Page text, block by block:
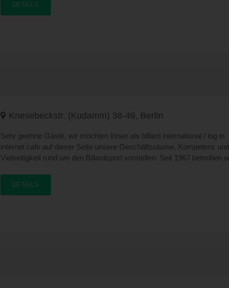
DETAILS
Knesebeckstr. (Kudamm) 38-49, Berlin
Sehr geehrte Gäste, wir möchten Ihnen als billard international / log in
internet cafe auf dieser Seite unsere Geschäftsräume, Kompetenz und
Vielseitigkeit rund um den Billardsport vorstellen. Seit 1967 betreiben
DETAILS